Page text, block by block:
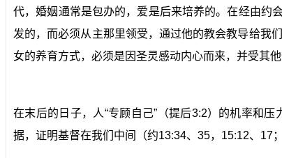
代，婚姻通常是包办的，爱是后来培养的。在经由约
发的，而必须从主那里领受，通过他的教会教导给我
女的养育方式，必须是因圣灵感动内心而来，并受其他
在末后的日子，人“专顾自己”（提后3:2）的机率和
据，证明基督在我们中间（约13:34、35，15:12、17